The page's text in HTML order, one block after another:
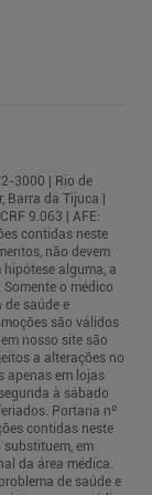
3000 | Rio de
da Tijuca |
9.063 | AFE:
contidas neste
não devem
alguma, a
o médico
saúde e
são válidos
nosso site são
a alterações no
apenas em lojas
à sábado
Portaria nº
contidas neste
em
da área médica.
de saúde e